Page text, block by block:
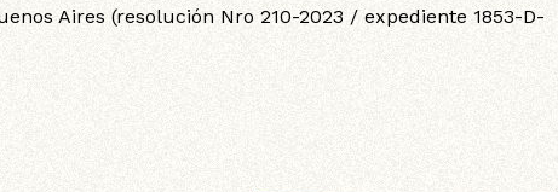
Aires (resolución Nro 210-2023 / expediente 1853-D-